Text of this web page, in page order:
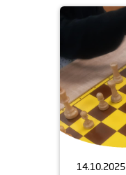
14.10.2025